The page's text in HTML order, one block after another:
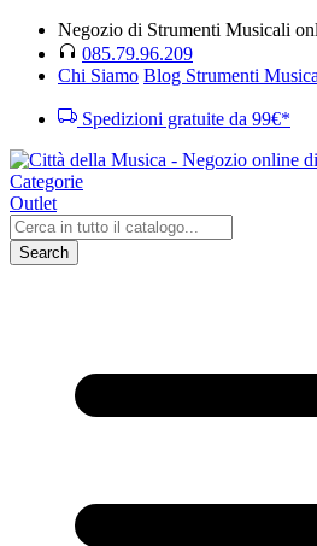
Negozio di Strumenti Musicali
085.79.96.209
Chi Siamo Blog Strumenti
Spedizioni gratuite da 99€*
Categorie
Outlet
Search